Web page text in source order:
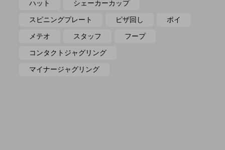
ハット シェーカーカップ
スピニングプレート ピザ回し ポイ
メテオ スタッフ フープ
コンタクトジャグリング
マイナージャグリング